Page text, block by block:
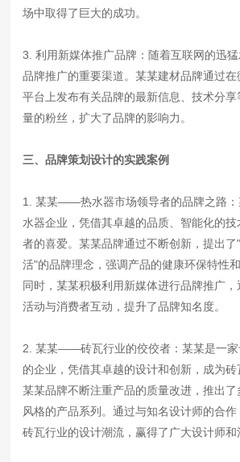
场中取得了巨大的成功。
3. 利用新媒体推广品牌：随着互联网的迅
品牌推广的重要渠道。某某建材品牌通过
平台上发布有关品牌的最新信息、技术分
量的粉丝，扩大了品牌的影响力。
三、品牌策划设计的实践案例
1. 某某——热水器市场领导者的品牌之路：
水器企业，凭借其卓越的品质、智能化的
者的喜爱。某某品牌通过不断创新，提出
活"的品牌理念，强调产品的健康环保特性
同时，某某积极利用新媒体进行品牌推广
活动与消费者互动，提升了品牌知名度。
2. 某某——砖瓦行业的佼佼者：某某是一家
的企业，凭借其卓越的设计和创新，成为砖
某某品牌不断注重产品的质量改进，推出
风格的产品系列。通过与知名设计师的合
砖瓦行业的设计潮流，赢得了广大设计师和